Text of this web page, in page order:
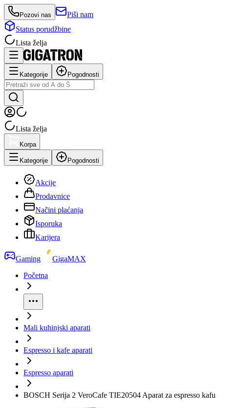
Pozovi nas
Piši nam
Status porudžbine
Lista želja
Kategorije Pogodnosti
Lista želja
Korpa
Kategorije Pogodnosti
Akcije
Prodavnice
Načini plaćanja
Isporuka
Karijera
Gaming
GigaMAX
Početna
Mali kuhinjski aparati
Espresso i kafe aparati
Espresso aparati
BOSCH Serija 2 VeroCafe TIE20504 Aparat za espresso kafu